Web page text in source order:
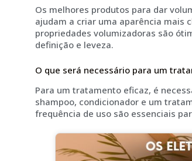
Os melhores produtos para dar
ajudam a criar uma aparência mais
propriedades volumizadoras são
definição e leveza.
O que será necessário para um
Para um tratamento eficaz, é
shampoo, condicionador e um
frequência de uso são essenciais